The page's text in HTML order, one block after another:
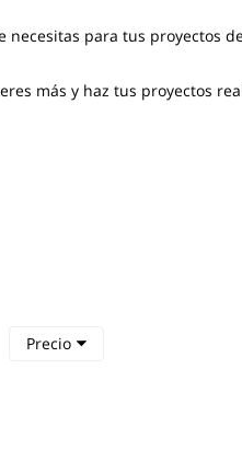
necesitas para tus proyectos
más y haz tus proyectos
Precio